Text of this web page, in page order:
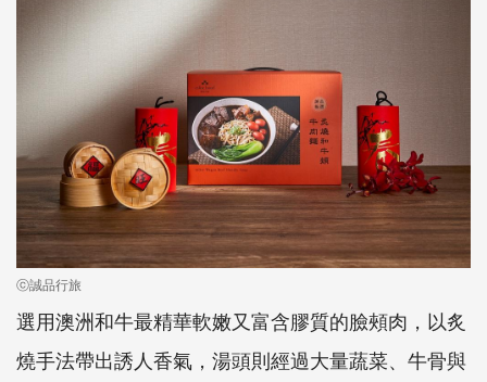
ⓒ誠品行旅
選用澳洲和牛最精華軟嫩又富含膠質的臉頰肉，以炙
燒手法帶出誘人香氣，湯頭則經過大量蔬菜、牛骨與